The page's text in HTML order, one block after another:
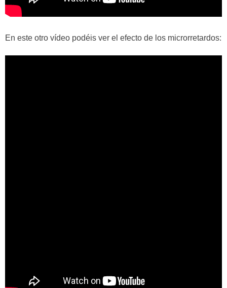
En este otro vídeo podéis ver el efecto de los microrretardos: